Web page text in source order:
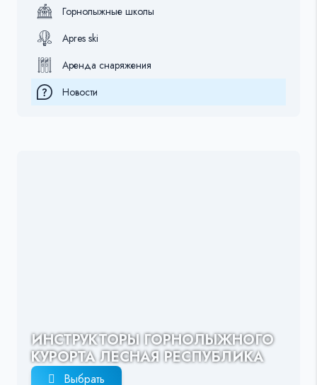
Горнолыжные школы
Apres ski
Аренда снаряжения
Новости
ИНСТРУКТОРЫ ГОРНОЛЫЖНОГО
КУРОРТА ЛЕСНАЯ РЕСПУБЛИКА
Выбрать